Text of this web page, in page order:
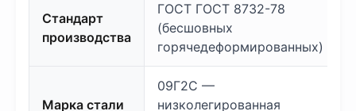
Стандарт
производства
ГОСТ ГОСТ 8732-78
(бесшовных
горячедеформированных)
Марка стали
09Г2С —
низколегированная